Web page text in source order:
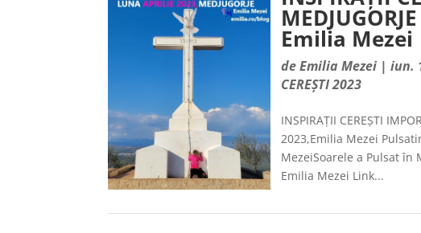
Emilia Mezei
deEmilia Mezei |iun.
CEREȘTI 2023
INSPIRAȚII CEREȘTI
2023,Emilia Mezei
MezeiSoarele a Pulsat
Emilia Mezei Link...